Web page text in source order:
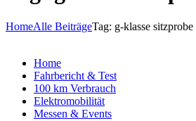
HomeAlle BeiträgeTag: g-klasse sitzprobe
Home
Fahrbericht & Test
100 km Verbrauch
Elektromobilität
Messen & Events